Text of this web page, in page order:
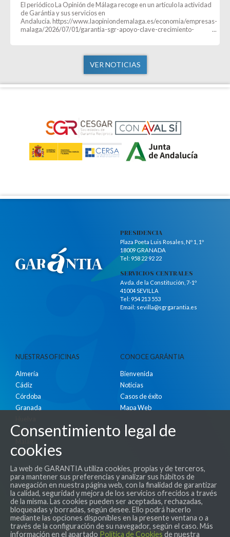
El periódico La Opinión de Málaga recoge en un artículo la actividad
de Garántia y sus servicios en
Andalucía. https://www.laopiniondemalaga.es/economia/empresas-
malaga/2026/07/01/garantia-sgr-apoyo-clave-crecimiento-
VER NOTICIAS
PRESIDENCIA
Plaza Poeta Luis Rosales, Nº 1, 1º
18009 GRANADA
Tel: 958 22 92 22
SERVICIOS CENTRALES
Avda. de la Constitución, 7-1º
41004 SEVILLA
Tel: 954 213 553
Email: sevilla@sgrgarantia.es
NUESTRAS OFICINAS
Almería
Cádiz
Córdoba
Granada
Jaén
Sevilla
CONOCE GARÁNTIA
Bienvenida
Noticias
Casos de éxito
Mapa Web
COMO TE AYUDAMOS
Ventajas
Pasos a seguir
Avales financieros de inversión
CUMPLIMIENTO NORMATIVO
Anuncios
Transparencia
Cuentas Anuales
Consentimiento legal de
cookies
La web de GARANTIA utiliza cookies, propias y de terceros,
para mantener sus preferencias y analizar sus hábitos de
navegación en nuestra página web, con la finalidad de garantizar
la calidad, seguridad y mejora de los servicios ofrecidos a través
de la misma. Las cookies pueden ser aceptadas, rechazadas,
bloqueadas y borradas, según desee. Ello podrá hacerlo
mediante las opciones disponibles en la presente ventana o a
través de la configuración de su navegador, según el caso. Más
información en el apartado Política de Cookies de nuestra